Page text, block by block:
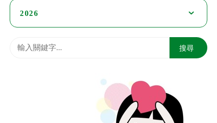
2026
2026
搜尋